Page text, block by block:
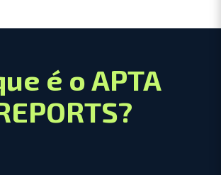
é o APTA